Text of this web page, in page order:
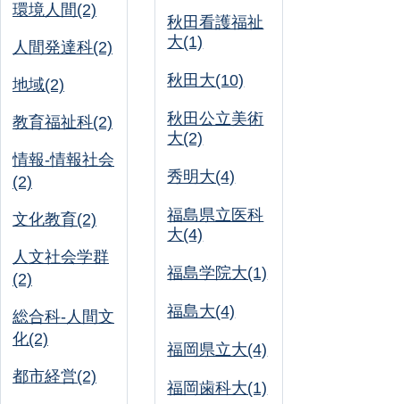
環境人間(2)
人間発達科(2)
地域(2)
教育福祉科(2)
情報-情報社会
(2)
文化教育(2)
人文社会学群
(2)
総合科-人間文
化(2)
都市経営(2)
秋田看護福祉
大(1)
秋田大(10)
秋田公立美術
大(2)
秀明大(4)
福島県立医科
大(4)
福島学院大(1)
福島大(4)
福岡県立大(4)
福岡歯科大(1)